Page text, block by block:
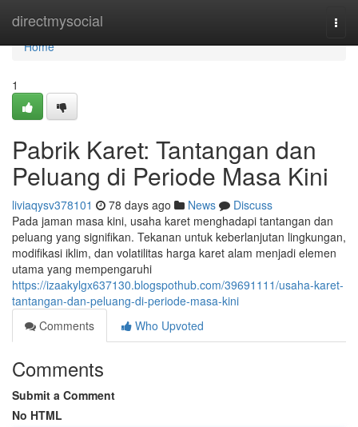
directmysocial
Home
Home
1
Pabrik Karet: Tantangan dan
Peluang di Periode Masa Kini
liviaqysv378101 78 days ago News
Discuss
Pada jaman masa kini, usaha karet menghadapi tantangan dan
peluang yang signifikan. Tekanan untuk keberlanjutan lingkungan,
modifikasi iklim, dan volatilitas harga karet alam menjadi elemen
utama yang mempengaruhi
https://izaakylgx637130.blogspothub.com/39691111/usaha-karet-
tantangan-dan-peluang-di-periode-masa-kini
Comments
Who Upvoted
Comments
Submit a Comment
No HTML